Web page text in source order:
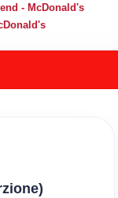
- McDonald's